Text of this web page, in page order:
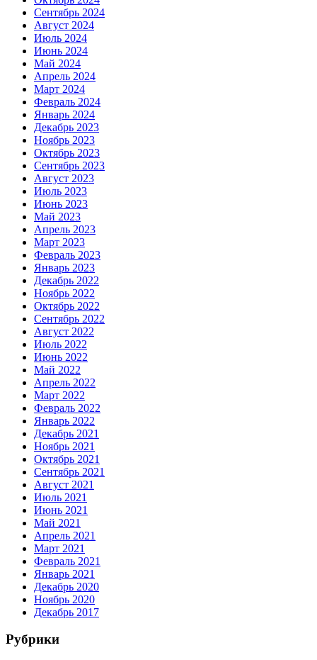
Сентябрь 2024
Август 2024
Июль 2024
Июнь 2024
Май 2024
Апрель 2024
Март 2024
Февраль 2024
Январь 2024
Декабрь 2023
Ноябрь 2023
Октябрь 2023
Сентябрь 2023
Август 2023
Июль 2023
Июнь 2023
Май 2023
Апрель 2023
Март 2023
Февраль 2023
Январь 2023
Декабрь 2022
Ноябрь 2022
Октябрь 2022
Сентябрь 2022
Август 2022
Июль 2022
Июнь 2022
Май 2022
Апрель 2022
Март 2022
Февраль 2022
Январь 2022
Декабрь 2021
Ноябрь 2021
Октябрь 2021
Сентябрь 2021
Август 2021
Июль 2021
Июнь 2021
Май 2021
Апрель 2021
Март 2021
Февраль 2021
Январь 2021
Декабрь 2020
Ноябрь 2020
Декабрь 2017
Рубрики